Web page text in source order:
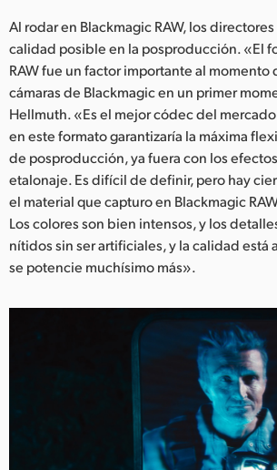
Al rodar en Blackmagic RAW, los
calidad posible en la posproducción. «El
RAW fue un factor importante al momento
cámaras de Blackmagic en un primer
Hellmuth. «Es el mejor códec del
en este formato garantizaría la máxima
de posproducción, ya fuera con los
etalonaje. Es difícil de definir, pero hay
el material que capturo en Blackmagic
Los colores son bien intensos, y los
nítidos sin ser artificiales, y la calidad está
se potencie muchísimo más».